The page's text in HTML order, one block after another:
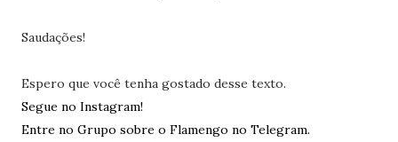
Saudações!
Espero que você tenha gostado desse texto.
Segue no Instagram!
Entre no Grupo sobre o Flamengo no Telegram.